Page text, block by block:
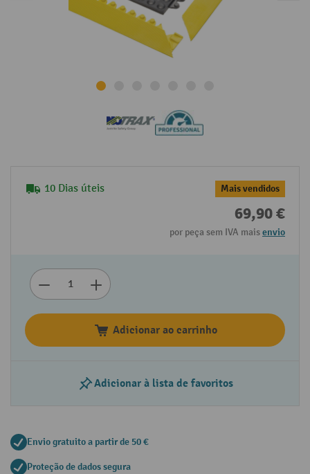
10 Dias úteis Mais vendidos
69,90 €
por peça sem IVA maisenvio
Adicionar ao carrinho
Adicionar à lista de favoritos
Envio gratuito a partir de 50 €
Proteção de dados segura